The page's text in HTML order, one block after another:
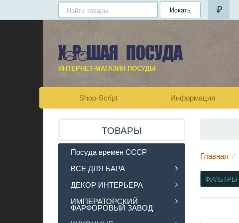
Искать
ИНТЕРНЕТ-МАГАЗИН ПОСУДЫ
Shop-Script Информация
Главная
ФИЛЬТРЫ
ТОВАРЫ
Посуда времён СССР
ВСЕ ДЛЯ БАРА
ДЕКОР ИНТЕРЬЕРА
ИМПЕРАТОРСКИЙ
ФАРФОРОВЫЙ ЗАВОД